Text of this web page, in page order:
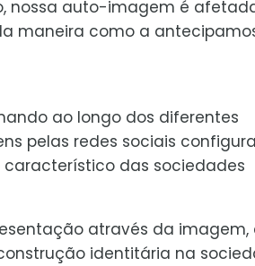
nossa auto-imagem é
maneira como a
ao longo dos diferentes
pelas redes sociais configura
das sociedades
através da imagem,
identitária na